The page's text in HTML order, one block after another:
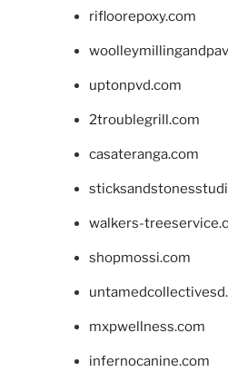
rifloorepoxy.com
uptonpvd.com
2troublegrill.com
casateranga.com
walkers-
shopmossi.com
mxpwellness.com
infernocanine.com